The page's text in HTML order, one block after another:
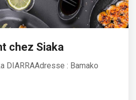
chez Siaka
DIARRAAdresse : Bamako